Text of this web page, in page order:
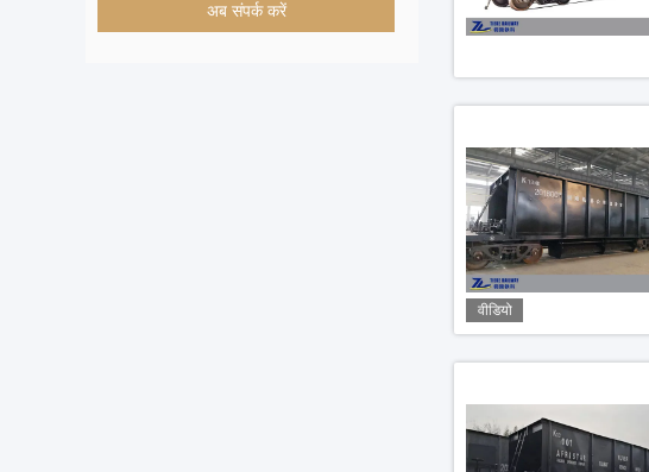
अब संपर्क करें
वीडियो